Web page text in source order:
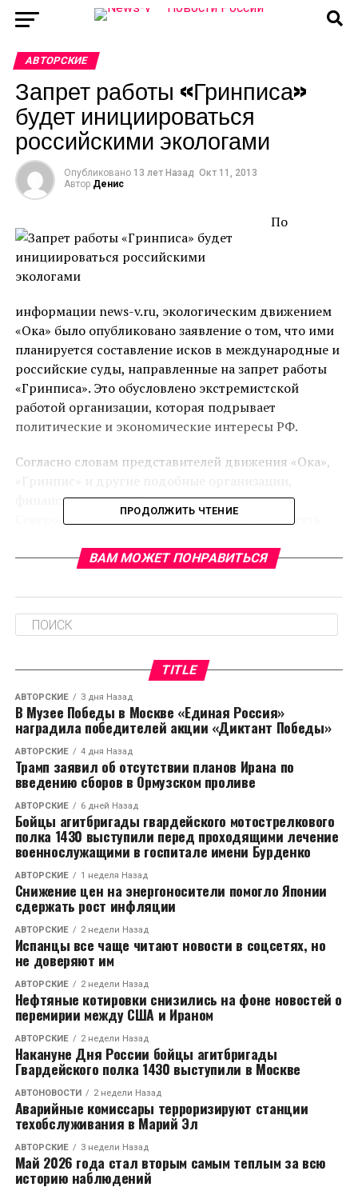
АВТОРСКИЕ
Запрет работы «Гринписа»
будет инициироваться
российскими экологами
Опубликовано 13 лет Назад Окт 11, 2013
Автор Денис
По
информации news-v.ru, экологическим движением
«Ока» было опубликовано заявление о том, что ими
планируется составление исков в международные и
российские суды, направленные на запрет работы
«Гринписа». Это обусловлено экстремистской
работой организации, которая подрывает
политические и экономические интересы РФ.
Согласно словам представителей движения «Ока»,
финансируемые США и странами
Североатлантического блока, сформировали сеть
экстремистской, а иногда даже террористической,
исключения деятельности конкурентоспособных и
ключевых предприятий РФ.
направленное на решение вопросов экологии,
активисты Мурома (Владимирская область) и
сначала работали над защитой водного бассейна
Оки. Уже в 2010 году деятельность объединения
расширилась на другие регионы.
Как справка, активисты «Гринписа» 18 сентября
попытались помешать работе буровой платформы
«Приразломная». Через неделю их допросили в
Мурманской области и уже 26-29 сентября их
арестовали на 2 месяца.
CЛЕДУЮЩЕЕ
Во Владимире будет проходить кастинг среди
местных жителей на получение роли в фильме
НЕ ПРОПУСТИТЕ
В Муроме за государственные средства появится
объездная дорога
ПРОДОЛЖИТЬ ЧТЕНИЕ
ВАМ МОЖЕТ ПОНРАВИТЬСЯ
TITLE
АВТОРСКИЕ 3 дня Назад
В Музее Победы в Москве «Единая Россия»
наградила победителей акции «Диктант Победы»
АВТОРСКИЕ 4 дня Назад
Трамп заявил об отсутствии планов Ирана по
введению сборов в Ормузском проливе
АВТОРСКИЕ 6 дней Назад
Бойцы агитбригады гвардейского мотострелкового
полка 1430 выступили перед проходящими лечение
военнослужащими в госпитале имени Бурденко
АВТОРСКИЕ 1 неделя Назад
Снижение цен на энергоносители помогло Японии
сдержать рост инфляции
АВТОРСКИЕ 2 недели Назад
Испанцы все чаще читают новости в соцсетях, но
не доверяют им
АВТОРСКИЕ 2 недели Назад
Нефтяные котировки снизились на фоне новостей о
перемирии между США и Ираном
АВТОРСКИЕ 2 недели Назад
Накануне Дня России бойцы агитбригады
Гвардейского полка 1430 выступили в Москве
АВТОНОВОСТИ 2 недели Назад
Аварийные комиссары терроризируют станции
техобслуживания в Марий Эл
АВТОРСКИЕ 3 недели Назад
Май 2026 года стал вторым самым теплым за всю
историю наблюдений